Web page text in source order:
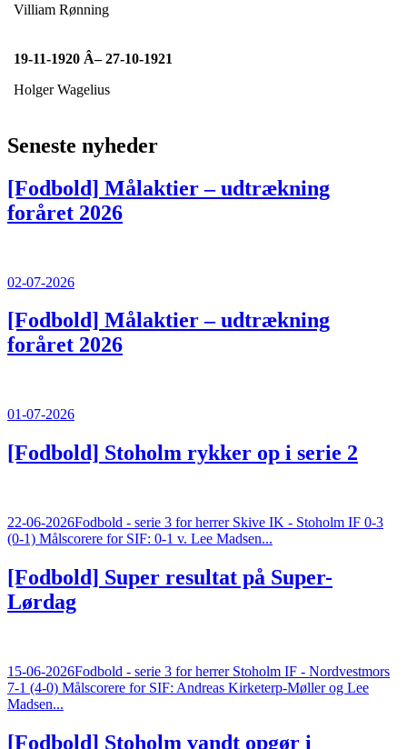
Villiam Rønning
19-11-1920 Â– 27-10-1921
Holger Wagelius
Seneste nyheder
[Fodbold] Målaktier – udtrækning
foråret 2026
02-07-2026
[Fodbold] Målaktier – udtrækning
foråret 2026
01-07-2026
[Fodbold] Stoholm rykker op i serie 2
22-06-2026Fodbold - serie 3 for herrer Skive IK - Stoholm IF 0-3
(0-1) Målscorere for SIF: 0-1 v. Lee Madsen...
[Fodbold] Super resultat på Super-
Lørdag
15-06-2026Fodbold - serie 3 for herrer Stoholm IF - Nordvestmors
7-1 (4-0) Målscorere for SIF: Andreas Kirketerp-Møller og Lee
Madsen...
[Fodbold] Stoholm vandt opgør i